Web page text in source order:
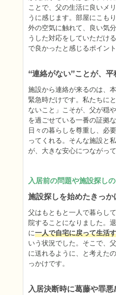
ことで、父の生活に良いメ
うに感じます。部屋にこも
外の空気に触れて、良い気
うした対応をしていただけ
で良かったと感じるポイント
“連絡がない”ことが、
施設から連絡が来るのは、
緊急時だけです。私たちに
ないこと」こそが、父が穏
を過ごせている一番の証拠
日々の暮らしを尊重し、必
ってくれる。そんな施設と
が、大きな安心につながって
入居前の問題や施設探し
施設探しを始めたきっか
父はもともと一人で暮らし
院することになりました。
に一人で自宅に戻って生活
いう状況でした。そこで、
に送れるように、と考えた
っかけです。
入居決断時に葛藤や罪